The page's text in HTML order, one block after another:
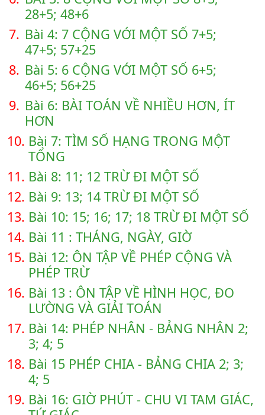
28+5; 48+6
7. Bài 4: 7 CỘNG VỚI MỘT SỐ 7+5;
47+5; 57+25
8. Bài 5: 6 CỘNG VỚI MỘT SỐ 6+5;
46+5; 56+25
9. Bài 6: BÀI TOÁN VỀ NHIỀU HƠN, ÍT
HƠN
10. Bài 7: TÌM SỐ HẠNG TRONG MỘT
TỔNG
11. Bài 8: 11; 12 TRỪ ĐI MỘT SỐ
12. Bài 9: 13; 14 TRỪ ĐI MỘT SỐ
13. Bài 10: 15; 16; 17; 18 TRỪ ĐI MỘT SỐ
14. Bài 11 : THÁNG, NGÀY, GIỜ
15. Bài 12: ÔN TẬP VỀ PHÉP CỘNG VÀ
PHÉP TRỪ
16. Bài 13 : ÔN TẬP VỀ HÌNH HỌC, ĐO
LƯỜNG VÀ GIẢI TOÁN
17. Bài 14: PHÉP NHÂN - BẢNG NHÂN 2;
3; 4; 5
18. Bài 15 PHÉP CHIA - BẢNG CHIA 2; 3;
4; 5
19. Bài 16: GIỜ PHÚT - CHU VI TAM GIÁC,